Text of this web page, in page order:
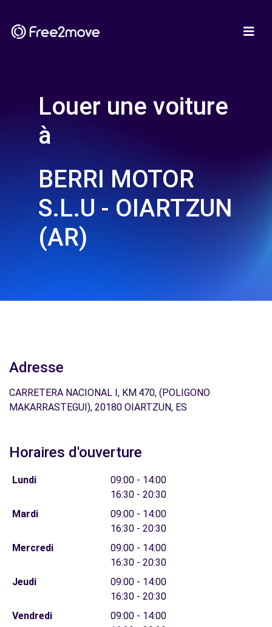
Louer une voiture
à
BERRI MOTOR
S.L.U - OIARTZUN
(AR)
Adresse
CARRETERA NACIONAL I, KM.470, (POLIGONO
MAKARRASTEGUI), 20180 OIARTZUN, ES
Horaires d'ouverture
Lundi
09:00 - 14:00
16:30 - 20:30
Mardi
09:00 - 14:00
16:30 - 20:30
Mercredi
09:00 - 14:00
16:30 - 20:30
Jeudi
09:00 - 14:00
16:30 - 20:30
Vendredi
09:00 - 14:00